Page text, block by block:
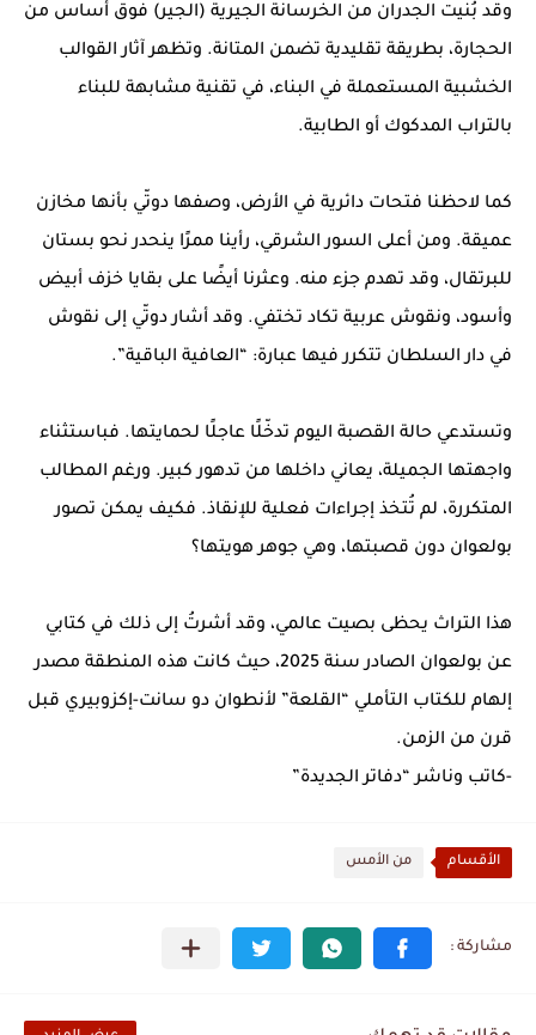
وقد بُنيت الجدران من الخرسانة الجيرية (الجير) فوق أساس من
الحجارة، بطريقة تقليدية تضمن المتانة. وتظهر آثار القوالب
الخشبية المستعملة في البناء، في تقنية مشابهة للبناء
بالتراب المدكوك أو الطابية.
كما لاحظنا فتحات دائرية في الأرض، وصفها دوتّي بأنها مخازن
عميقة. ومن أعلى السور الشرقي، رأينا ممرًا ينحدر نحو بستان
للبرتقال، وقد تهدم جزء منه. وعثرنا أيضًا على بقايا خزف أبيض
وأسود، ونقوش عربية تكاد تختفي. وقد أشار دوتّي إلى نقوش
في دار السلطان تتكرر فيها عبارة: “العافية الباقية”.
وتستدعي حالة القصبة اليوم تدخّلًا عاجلًا لحمايتها. فباستثناء
واجهتها الجميلة، يعاني داخلها من تدهور كبير. ورغم المطالب
المتكررة، لم تُتخذ إجراءات فعلية للإنقاذ. فكيف يمكن تصور
بولعوان دون قصبتها، وهي جوهر هويتها؟
هذا التراث يحظى بصيت عالمي، وقد أشرتُ إلى ذلك في كتابي
عن بولعوان الصادر سنة 2025، حيث كانت هذه المنطقة مصدر
إلهام للكتاب التأملي “القلعة” لأنطوان دو سانت-إكزوبيري قبل
قرن من الزمن.
-كاتب وناشر “دفاتر الجديدة”
الأقسام من الأمس